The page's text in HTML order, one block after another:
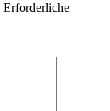
Erforderliche